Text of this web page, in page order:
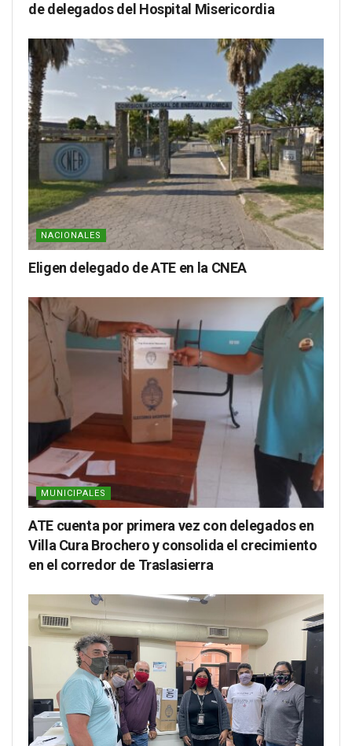
de delegados del Hospital Misericordia
NACIONALES
Eligen delegado de ATE en la CNEA
MUNICIPALES
ATE cuenta por primera vez con delegados en
Villa Cura Brochero y consolida el crecimiento
en el corredor de Traslasierra